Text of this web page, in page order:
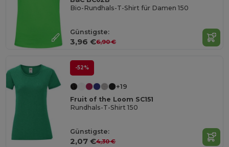
Bio-Rundhals-T-Shirt für Damen 150
Günstigste:
3,96 €6,90 €
-52%
+19
Fruit of the Loom SC151
Rundhals-T-Shirt 150
Günstigste:
2,07 €4,30 €